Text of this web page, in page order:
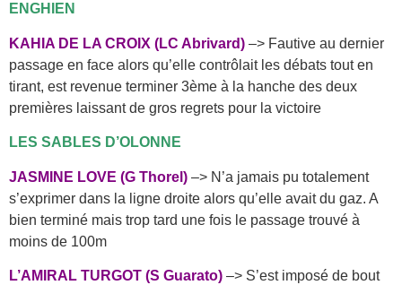
ENGHIEN
KAHIA DE LA CROIX (LC Abrivard) –> Fautive au dernier
passage en face alors qu’elle contrôlait les débats tout en
tirant, est revenue terminer 3ème à la hanche des deux
premières laissant de gros regrets pour la victoire
LES SABLES D’OLONNE
JASMINE LOVE (G Thorel) –> N’a jamais pu totalement
s’exprimer dans la ligne droite alors qu’elle avait du gaz. A
bien terminé mais trop tard une fois le passage trouvé à
moins de 100m
L’AMIRAL TURGOT (S Guarato) –> S’est imposé de bout